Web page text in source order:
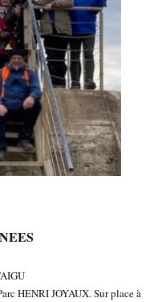
HENRI JOYAUX. Sur place à